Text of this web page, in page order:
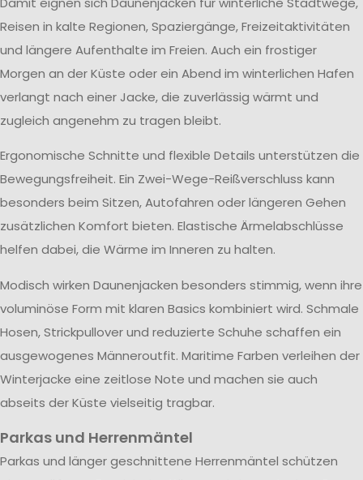
Reisen in kalte Regionen, Spaziergänge, Freizeitaktivitäten
und längere Aufenthalte im Freien. Auch ein frostiger
Morgen an der Küste oder ein Abend im winterlichen Hafen
verlangt nach einer Jacke, die zuverlässig wärmt und
zugleich angenehm zu tragen bleibt.
Ergonomische Schnitte und flexible Details unterstützen die
Bewegungsfreiheit. Ein Zwei-Wege-Reißverschluss kann
besonders beim Sitzen, Autofahren oder längeren Gehen
zusätzlichen Komfort bieten. Elastische Ärmelabschlüsse
helfen dabei, die Wärme im Inneren zu halten.
Modisch wirken Daunenjacken besonders stimmig, wenn ihre
voluminöse Form mit klaren Basics kombiniert wird. Schmale
Hosen, Strickpullover und reduzierte Schuhe schaffen ein
ausgewogenes Männeroutfit. Maritime Farben verleihen der
Winterjacke eine zeitlose Note und machen sie auch
abseits der Küste vielseitig tragbar.
Parkas und Herrenmäntel
Parkas und länger geschnittene Herrenmäntel schützen